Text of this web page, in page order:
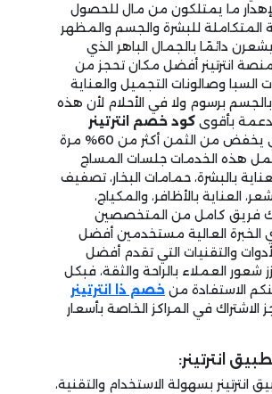
لإهدار ما يمتلكون من مال للحصول
المتكاملة للبشرة والجسم والمظهر
دائمًا بالجمال الباهر الذي
انترتينر أفضل مكان تحجز من
السبا وصالونات التجميل والعناية
برسوم ولا في الأحلام لأن هذه
بأقوى كود خصم انترتينر
الذي يخفض من الثمن أكثر من 60% مرة
هذه الخدمات جلسات المساج
بالبشرة، حمامات البخار، تصفيف
العناية بالأظافر، والمكياج،
فريق كامل من المتخصصين
الخبرة العالية مستخدمين أفضل
والتقنيات التي تقدم أفضل
شعور العملاء بالراحة والثقة، فبكل
الاستفادة من خصم ذا انترتينر
الاشتراك في المراكز الخاصة بأسعار
انترتينر:
انترتينر بسهولة الاستخدام والتقنية،